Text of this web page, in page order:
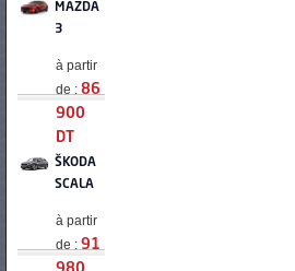
MAZDA
3
à partir
de : 86
900
DT
ŠKODA
SCALA
à partir
de : 91